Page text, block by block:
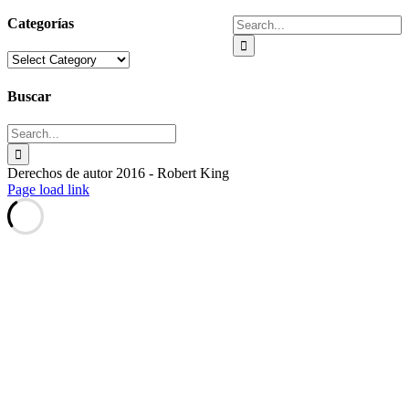
FALSO
PROFETA
Facebook
X
Reddit
Tumblr
Pinterest
Vk
Email
Search
for:
Categorías
Categorías
Buscar
Search
for:
Derechos de autor 2016 - Robert King
Toggle
Sliding
Bar
Area
Page load link